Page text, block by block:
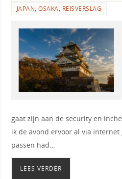
JAPAN,OSAKA, REISVERSLAG
gaat zijn aan de security en
ik de avond ervoor al via
passen had…
LEES VERDER